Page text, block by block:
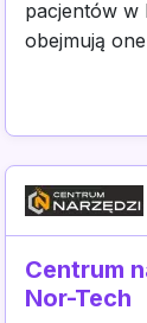
pacjentów w
obejmują
Centrum
Nor-Tech